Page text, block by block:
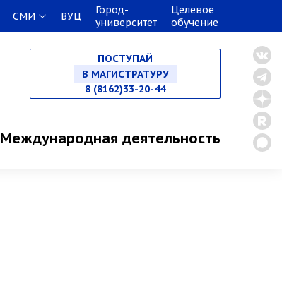
СМИ ВУЦ
Город-
университет
Целевое
обучение
ПОСТУПАЙ
НА СПЕЦИАЛИТЕТ
В МАГИСТРАТУРУ
8 (8162)33-20-44
Международная деятельность